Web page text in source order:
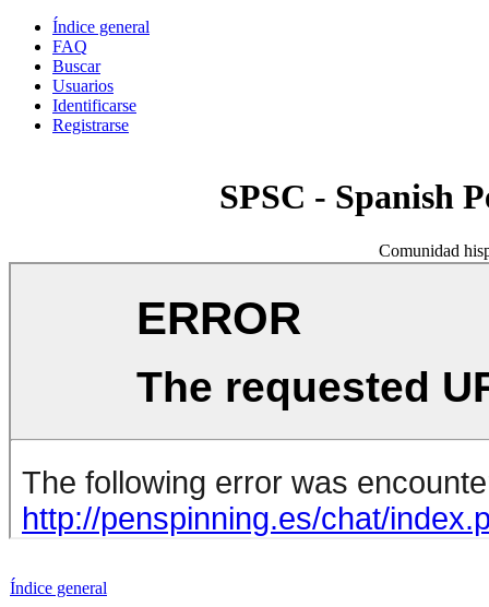
Índice general
FAQ
Buscar
Usuarios
Identificarse
Registrarse
SPSC - Spanish
Comunidad
Índice general